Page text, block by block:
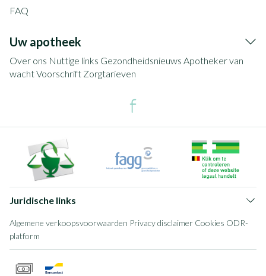
FAQ
Uw apotheek
Over ons Nuttige links Gezondheidsnieuws Apotheker van
wachtVoorschrift Zorgtarieven
Juridische links
Algemene verkoopsvoorwaarden Privacy disclaimer Cookies ODR-
platform